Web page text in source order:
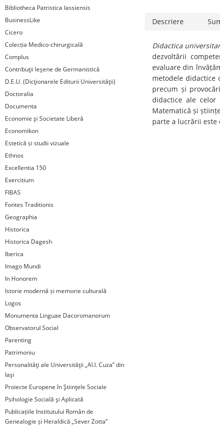
Bibliotheca Patristica Iassiensis
BusinessLike
Cicero
Colecția Medico-chirurgicală
Complus
Contribuţii Ieşene de Germanistică
D.E.U. (Dicţionarele Editurii Universităţii)
Doctoralia
Documenta
Economie şi Societate Liberă
Economikon
Estetică și studii vizuale
Ethnos
Excellentia 150
Exercitium
FIBAS
Fontes Traditionis
Geographia
Historica
Historica Dagesh
Iberica
Imago Mundi
In Honorem
Istorie modernă și memorie culturală
Logos
Monumenta Linguae Dacoromanorum
Observatorul Social
Parenting
Patrimoniu
Personalităţi ale Universităţii „Al.I. Cuza” din
Iaşi
Proiecte Europene în Ştiinţele Sociale
Psihologie Socială şi Aplicată
Publicațiile Institutului Român de
Genealogie și Heraldică „Sever Zotta”
Descriere
Didactica
dezvoltării
evaluare din
metodele didactice
precum și
didactice ale celor
Matematică și
parte a lucrării este